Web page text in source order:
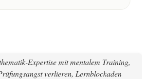
Expertise mit mentalem Training,
verlieren, Lernblockaden